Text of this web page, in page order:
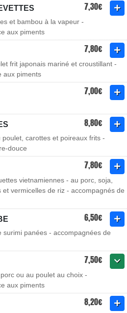
7,30€
et bambou à la vapeur -
aux piments
7,80€
frit japonais mariné et croustillant -
aux piments
7,00€
8,80€
poulet, carottes et poireaux frits -
douce
7,80€
vietnamiennes - au porc, soja,
vermicelles de riz - accompagnés de
6,50€
panées - accompagnées de
7,50€
ou au poulet au choix -
aux piments
8,20€